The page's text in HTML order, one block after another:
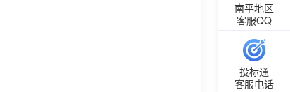
南平地区
客服QQ
投标通
客服电话